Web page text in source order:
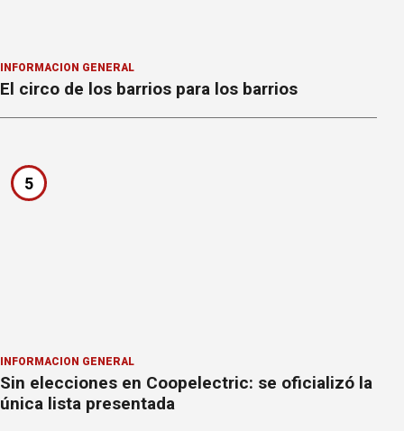
INFORMACION GENERAL
El circo de los barrios para los barrios
5
INFORMACION GENERAL
Sin elecciones en Coopelectric: se oficializó la
única lista presentada